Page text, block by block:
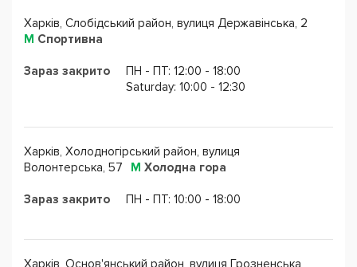
За всю історію існування «Перші Київські курси
іноземних мов - Харків» сформували свою ресурсно-
методичну базу, свої традиції, свій стиль і міцне ядро ​​
кваліфікованих адмінсотрудніков і викладачів.
Харків, Слобідський район, вулиця Державінська, 2
М Спортивна
Зараз закрито
ПН - ПТ: 12:00 - 18:00
Saturday: 10:00 - 12:30
Харків, Холодногірський район, вулиця
Волонтерська, 57
М Холодна гора
Зараз закрито ПН - ПТ: 10:00 - 18:00
Харків, Основ'янський район, вулиця Грозненська,